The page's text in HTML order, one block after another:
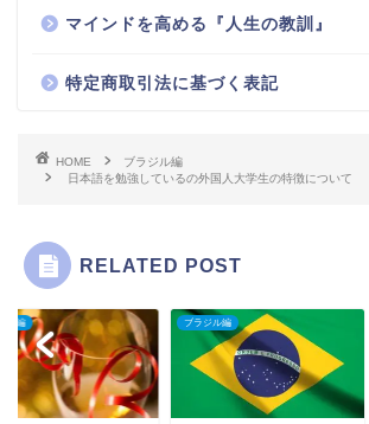
マインドを高める『人生の教訓』
特定商取引法に基づく表記
HOME
ブラジル編
日本語を勉強しているの外国人大学生の特徴について
RELATED POST
ル編 ブラジル経済・お金